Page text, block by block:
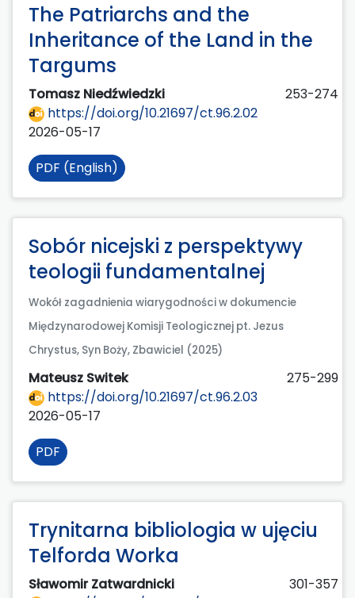
The Patriarchs and the
Inheritance of the Land in the
Targums
Tomasz Niedźwiedzki
253-274
https://doi.org/10.21697/ct.96.2.02
2026-05-17
PDF (English)
Sobór nicejski z perspektywy
teologii fundamentalnej
Wokół zagadnienia wiarygodności w dokumencie
Międzynarodowej Komisji Teologicznej pt. Jezus
Chrystus, Syn Boży, Zbawiciel (2025)
Mateusz Switek
275-299
https://doi.org/10.21697/ct.96.2.03
2026-05-17
PDF
Trynitarna bibliologia w ujęciu
Telforda Worka
Sławomir Zatwardnicki
301-357